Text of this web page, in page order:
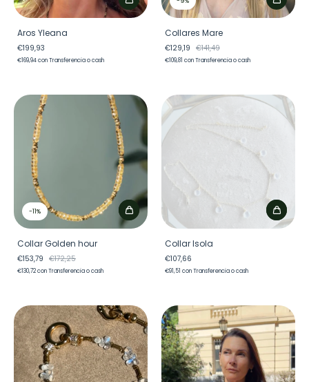
Aros Yleana
€199,93
€169,94conTransferencia o cash
Collares Mare
€129,19 €141,49
€109,81 conTransferencia o cash
-11%
Collar Golden hour
€153,79 €172,25
€130,72conTransferencia o cash
Collar Isola
€107,66
€91,51 conTransferencia o cash